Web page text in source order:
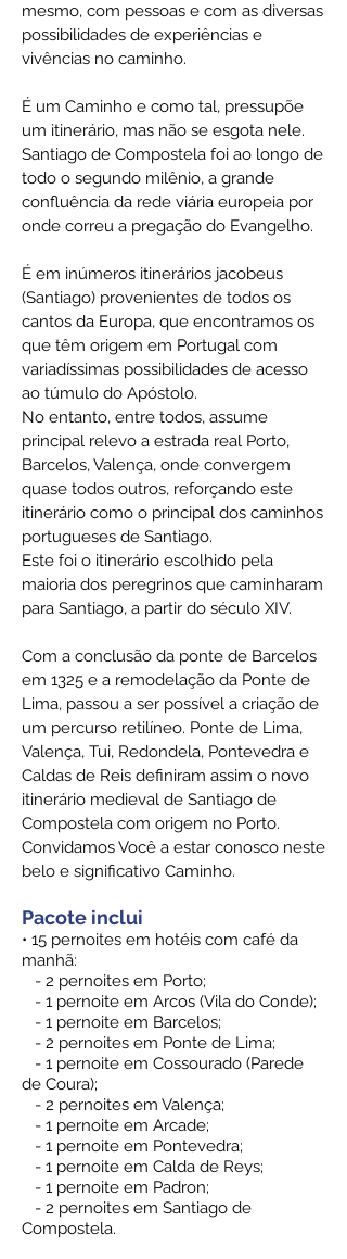
mesmo, com pessoas e com as diversas
possibilidades de experiências e
vivências no caminho.
É um Caminho e como tal, pressupõe
um itinerário, mas não se esgota nele.
Santiago de Compostela foi ao longo de
todo o segundo milênio, a grande
confluência da rede viária europeia por
onde correu a pregação do Evangelho.
É em inúmeros itinerários jacobeus
(Santiago) provenientes de todos os
cantos da Europa, que encontramos os
que têm origem em Portugal com
variadíssimas possibilidades de acesso
ao túmulo do Apóstolo.
No entanto, entre todos, assume
principal relevo a estrada real Porto,
Barcelos, Valença, onde convergem
quase todos outros, reforçando este
itinerário como o principal dos caminhos
portugueses de Santiago.
Este foi o itinerário escolhido pela
maioria dos peregrinos que caminharam
para Santiago, a partir do século XIV.
Com a conclusão da ponte de Barcelos
em 1325 e a remodelação da Ponte de
Lima, passou a ser possível a criação de
um percurso retilíneo. Ponte de Lima,
Valença, Tui, Redondela, Pontevedra e
Caldas de Reis definiram assim o novo
itinerário medieval de Santiago de
Compostela com origem no Porto.
Convidamos Você a estar conosco neste
belo e significativo Caminho.
Pacote inclui
• 15 pernoites em hotéis com café da
manhã:
- 2 pernoites em Porto;
- 1 pernoite em Arcos (Vila do Conde);
- 1 pernoite em Barcelos;
- 2 pernoites em Ponte de Lima;
- 1 pernoite em Cossourado (Parede
de Coura);
- 2 pernoites em Valença;
- 1 pernoite em Arcade;
- 1 pernoite em Pontevedra;
- 1 pernoite em Calda de Reys;
- 1 pernoite em Padron;
- 2 pernoites em Santiago de
Compostela.